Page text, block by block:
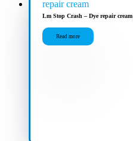
Lm Stop Crash – Dye repair cream
Read more